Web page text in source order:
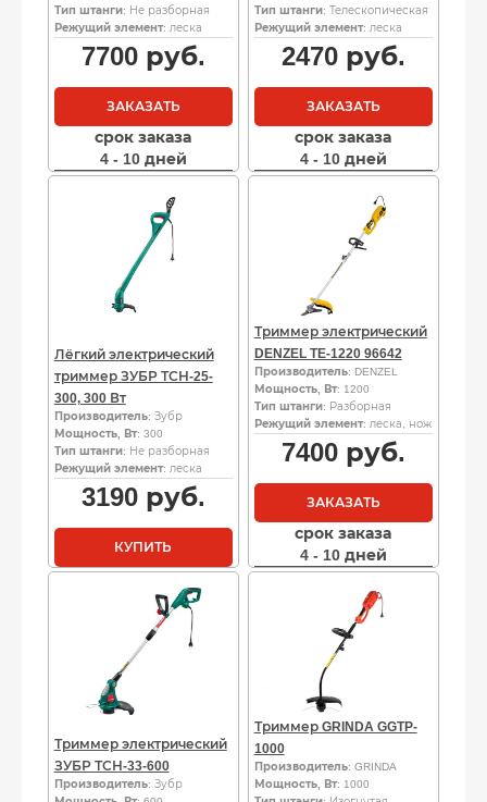
Тип штанги: Не разборная
Режущий элемент: леска
7700руб.
ЗАКАЗАТЬ
срок заказа
4 - 10 дней
Тип штанги: Телескопическая
Режущий элемент: леска
2470руб.
ЗАКАЗАТЬ
срок заказа
4 - 10 дней
Лёгкий электрический
триммер ЗУБР ТСН-25-
300, 300 Вт
Производитель: Зубр
Мощность, Вт: 300
Тип штанги: Не разборная
Режущий элемент: леска
3190руб.
КУПИТЬ
Триммер электрический
DENZEL TE-1220 96642
Производитель: DENZEL
Мощность, Вт: 1200
Тип штанги: Разборная
Режущий элемент: леска, нож
7400руб.
ЗАКАЗАТЬ
срок заказа
4 - 10 дней
Триммер электрический
ЗУБР ТСН-33-600
Производитель: Зубр
Триммер GRINDA GGTP-
1000
Производитель: GRINDA
Мощность, Вт: 1000